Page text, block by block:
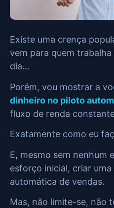
Existe uma crença
vem para quem
dia…
Porém, vou mostrar a
dinheiro no piloto
fluxo de renda
Exatamente como eu
E, mesmo sem nenhum
esforço inicial, criar
automática de vendas.
Mas, não limite-se, não